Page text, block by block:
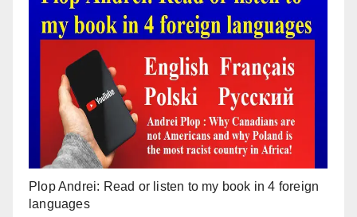
Plop Andrei: Read or listen to my book in 4 foreign
languages